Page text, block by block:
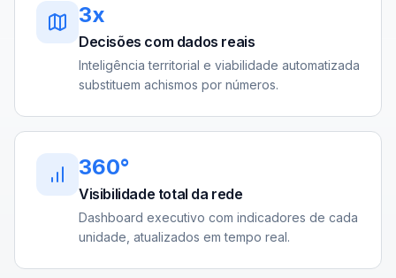
3x
Decisões com dados reais
Inteligência territorial e viabilidade automatizada
substituem achismos por números.
360°
Visibilidade total da rede
Dashboard executivo com indicadores de cada
unidade, atualizados em tempo real.